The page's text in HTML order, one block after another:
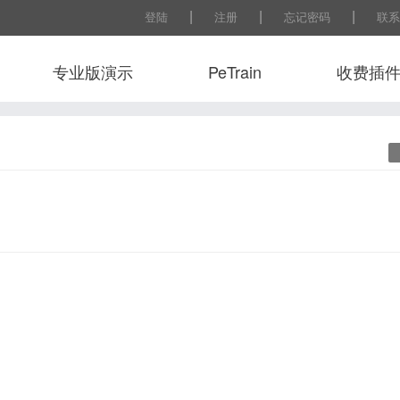
登陆 | 注册 | 忘记密码 | 联
专业版演示 PeTrain 收费插件
常用工具